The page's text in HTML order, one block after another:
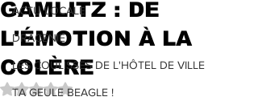
ACTU LOCALE
DRACENIE
LES COULISSES DE L'HÔTEL DE VILLE
TA GEULE BEAGLE !
GAMLITZ : DE
L'ÉMOTION À LA
COLÈRE
Noté NaN étoiles sur 5.